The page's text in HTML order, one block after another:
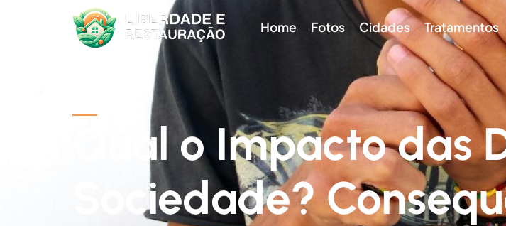
Home Fotos Cidades Tratamentos
Qual o Impacto das
Sociedade?